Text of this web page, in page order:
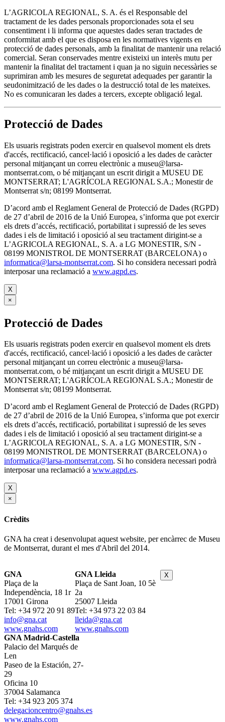
L’AGRICOLA REGIONAL, S. A. és el Responsable del
tractament de les dades personals proporcionades sota el seu
consentiment i li informa que aquestes dades seran tractades de
conformitat amb el que es disposa en les normatives vigents en
protecció de dades personals, amb la finalitat de mantenir una relació
comercial. Seran conservades mentre existeixi un interès mutu per
mantenir la finalitat del tractament i quan ja no siguin necessàries se
suprimiran amb les mesures de seguretat adequades per garantir la
seudonimització de les dades o la destrucció total de les mateixes.
No es comunicaran les dades a tercers, excepte obligació legal.
Protecció de Dades
Els usuaris registrats poden exercir en qualsevol moment els drets
d'accés, rectificació, cancel·lació i oposició a les dades de caràcter
personal mitjançant un correu electrònic a museu@larsa-
montserrat.com, o bé mitjançant un escrit dirigit a MUSEU DE
MONTSERRAT; L'AGRÍCOLA REGIONAL S.A.; Monestir de
Montserrat s/n; 08199 Montserrat.
D’acord amb el Reglament General de Protecció de Dades (RGPD)
de 27 d’abril de 2016 de la Unió Europea, s’informa que pot exercir
els drets d’accés, rectificació, portabilitat i supressió de les seves
dades i els de limitació i oposició al seu tractament dirigint-se a
L’AGRICOLA REGIONAL, S. A. a LG MONESTIR, S/N -
08199 MONISTROL DE MONTSERRAT (BARCELONA) o
informatica@larsa-montserrat.com. Si ho considera necessari podrà
interposar una reclamació a www.agpd.es.
X
×
Protecció de Dades
Els usuaris registrats poden exercir en qualsevol moment els drets
d'accés, rectificació, cancel·lació i oposició a les dades de caràcter
personal mitjançant un correu electrònic a museu@larsa-
montserrat.com, o bé mitjançant un escrit dirigit a MUSEU DE
MONTSERRAT; L'AGRÍCOLA REGIONAL S.A.; Monestir de
Montserrat s/n; 08199 Montserrat.
D’acord amb el Reglament General de Protecció de Dades (RGPD)
de 27 d’abril de 2016 de la Unió Europea, s’informa que pot exercir
els drets d’accés, rectificació, portabilitat i supressió de les seves
dades i els de limitació i oposició al seu tractament dirigint-se a
L’AGRICOLA REGIONAL, S. A. a LG MONESTIR, S/N -
08199 MONISTROL DE MONTSERRAT (BARCELONA) o
informatica@larsa-montserrat.com. Si ho considera necessari podrà
interposar una reclamació a www.agpd.es.
X
×
Crèdits
GNA ha creat i desenvolupat aquest website, per encàrrec de Museu
de Montserrat, durant el mes d'Abril del 2014.
GNA
Plaça de la
Independència, 18 1r
17001 Girona
Tel: +34 972 20 91 89
info@gna.cat
www.gnahs.com
GNA Lleida
Plaça de Sant Joan, 10 5è
2a
25007 Lleida
Tel: +34 973 22 03 84
lleida@gna.cat
www.gnahs.com
GNA Madrid-Castella
Palacio del Marqués de
Len
Paseo de la Estación, 27-
29
Oficina 10
37004 Salamanca
Tel: +34 923 205 374
delegacioncentro@gnahs.es
www.gnahs.com
X